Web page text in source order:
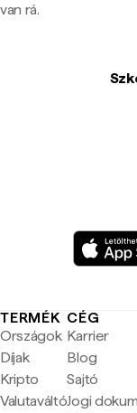
van rá.
TERMÉK
Országok
Díjak
Kripto
Valutaváltó
CÉG
Karrier
Blog
Sajtó
Jogi